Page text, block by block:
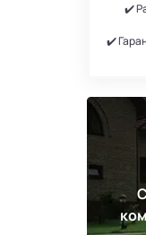
✔️
✔️